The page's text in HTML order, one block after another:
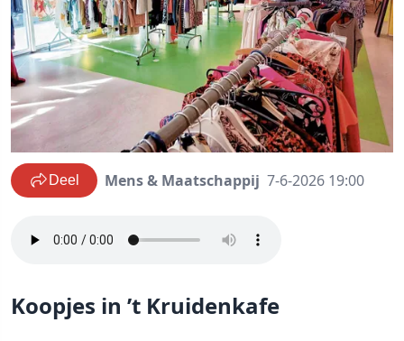
Deel Mens & Maatschappij 7-6-2026 19:00
Koopjes in ’t Kruidenkafe